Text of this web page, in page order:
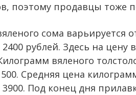
поэтому продавцы тоже
сома варьируется
рублей. Здесь на цену
вяленого
Средняя цена
3900. Под конец дня